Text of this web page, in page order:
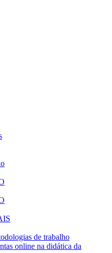
de trabalho
online na didática da